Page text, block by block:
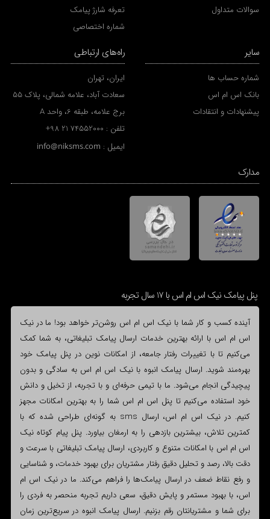
سوالات متداول
تعرفه شارژ پیامک
شماره اختصاصی
سایر
شماره حساب ها
بانک اس ام اس
پیشنهادات و انتقادات
راه‌های ارتباطی
ایران، تهران
سعادت آباد، علامه شمالی، پلاک 55
برج علامه، طبقه 6، واحد A
تلفن : +98 21 74552000
ایمیل : info@niksms.com
مدارک
پنل پیامک نیک اس ام اس با 17 سال تجربه
آینده کسب و کار شما با نیک اس ام اس روشن‌تر خواهد بود! ما در نیک
اس ام اس با ارائه بهترین خدمات ارسال پیامک تبلیغاتی، به شما کمک
می‌کنیم تا با تغییرات رفتار جامعه، از امکانات نوین در پنل پیامک خود
بهره‌مند شوید. ارسال پیامک انبوه با نیک اس ام اس به سادگی و بدون
پیچیدگی انجام می‌شود. ما با تیمی حرفه‌ای و با تجربه، از تخیل و دانش
خود استفاده می‌کنیم تا پنل اس ام اس شما را به بهترین امکانات مجهز
کنیم. در نیک اس ام اس، ارسال sms به گونه‌ای طراحی شده که با
کمترین تلاش، بیشترین بازدهی را به ارمغان بیاورد. پنل پیام کوتاه نیک
اس ام اس با امکانات متنوع و کاربردی، ارسال پیامک تبلیغاتی با سرعت و
دقت بالا، رصد و تحلیل دقیق رفتار مشتریان برای بهبود خدمات، و شناسایی
و رفع نقاط ضعف در ارسال پیامک‌ها را فراهم می‌کند. ما در نیک اس ام
اس، با بهبود مستمر و پایش دقیق، سعی داریم تجربه منحصر به فردی را
برای شما و مشتریانتان رقم بزنیم. ارسال پیامک انبوه در سریع‌ترین زمان